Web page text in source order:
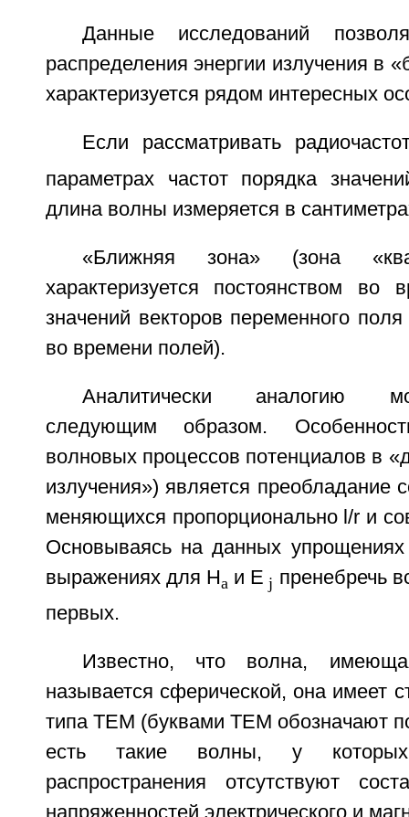
Данные исследований
распределения энергии излучения в
характеризуется рядом интересных
Если рассматривать
параметрах частот порядка
длина волны измеряется в
«Ближняя зона» (зона
характеризуется постоянством во
значений векторов переменного
во времени полей).
Аналитически аналогию
следующим образом.
волновых процессов потенциалов в
излучения») является
меняющихся пропорционально l/r и
Основываясь на данных
выражениях для Ha и E j пренебречь
первых.
Известно, что волна,
называется сферической, она имеет
типа ТЕМ (буквами ТЕМ обозначают
есть такие волны, у
распространения отсутствуют
напряженностей электрического и